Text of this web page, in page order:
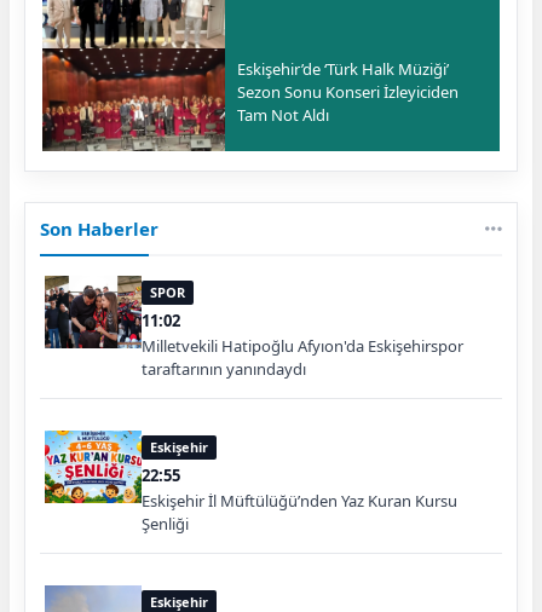
Eskişehir’de ‘Türk Halk Müziği’
Sezon Sonu Konseri İzleyiciden
Tam Not Aldı
Son Haberler
SPOR
11:02
Milletvekili Hatipoğlu Afyıon'da Eskişehirspor
taraftarının yanındaydı
Eskişehir
22:55
Eskişehir İl Müftülüğü’nden Yaz Kuran Kursu
Şenliği
Eskişehir